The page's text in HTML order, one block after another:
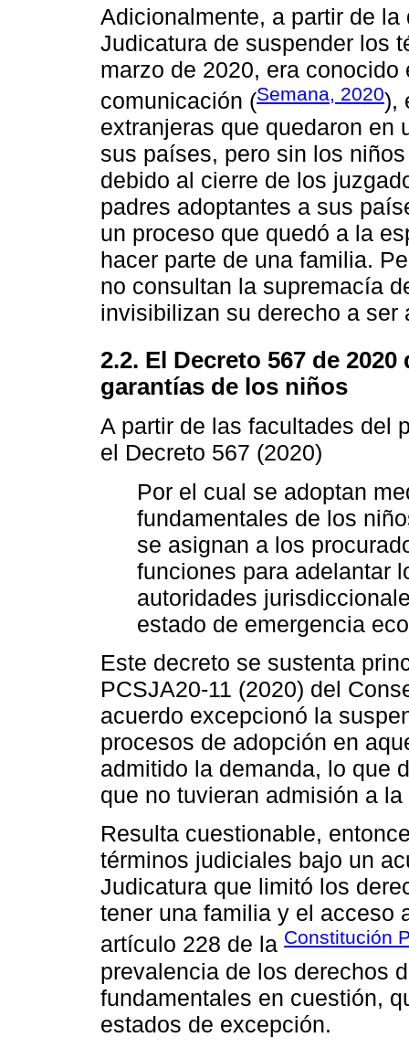
Adicionalmente, a partir de
Judicatura de suspender los
marzo de 2020, era
comunicación (Semana, 2020),
extranjeras que quedaron en
sus países, pero sin los
debido al cierre de los
padres adoptantes a sus
un proceso que quedó a la
hacer parte de una familia.
no consultan la supremacía
invisibilizan su derecho a ser
2.2. El Decreto 567 de
garantías de los niños
A partir de las facultades del
el Decreto 567 (2020)
Por el cual se adoptan
fundamentales de los
se asignan a los
funciones para adelantar
autoridades
estado de emergencia
Este decreto se sustenta
PCSJA20-11 (2020) del
acuerdo excepcionó la
procesos de adopción en
admitido la demanda, lo que
que no tuvieran admisión a
Resulta cuestionable,
términos judiciales bajo un
Judicatura que limitó los
tener una familia y el acceso
artículo 228 de la Constitución
prevalencia de los derechos
fundamentales en cuestión,
estados de excepción.